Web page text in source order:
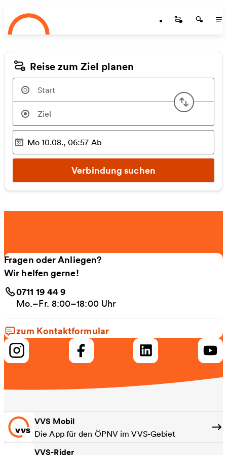
Zum Hauptinhalt springen
Startseite
Reise zum Ziel planen
Start
Ausgewählter Zeitpunkt
Mo 10.08., 06:57 Ab
Verbindung suchen
Fragen oder Anliegen?
Wir helfen gerne!
0711 19 44 9
Mo.–Fr. 8:00–18:00 Uhr
zum Kontaktformular
VVS Mobil
Die App für den ÖPNV im VVS-Gebiet
VVS-Rider